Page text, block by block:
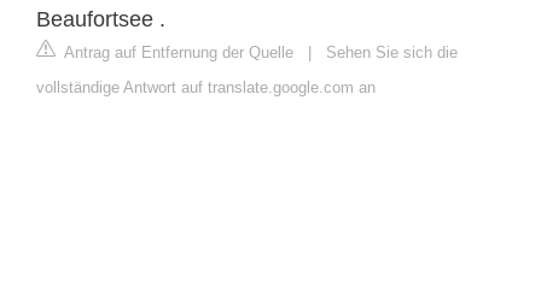
Beaufortsee .
Antrag auf Entfernung der Quelle | Sehen Sie sich die
vollständige Antwort auf translate.google.com an